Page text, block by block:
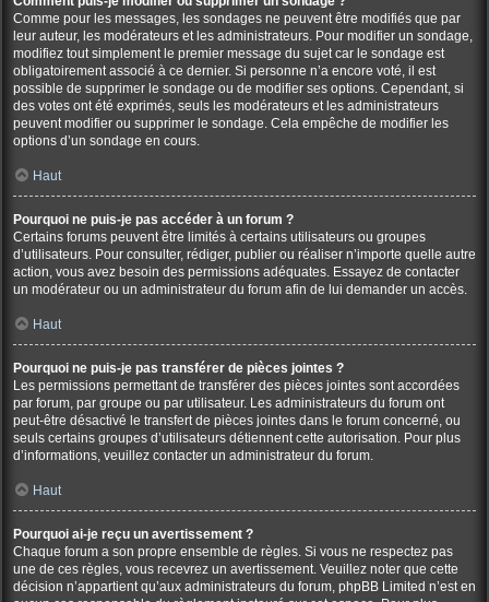
Comme pour les messages, les sondages ne peuvent être modifiés que par
leur auteur, les modérateurs et les administrateurs. Pour modifier un sondage,
modifiez tout simplement le premier message du sujet car le sondage est
obligatoirement associé à ce dernier. Si personne n’a encore voté, il est
possible de supprimer le sondage ou de modifier ses options. Cependant, si
des votes ont été exprimés, seuls les modérateurs et les administrateurs
peuvent modifier ou supprimer le sondage. Cela empêche de modifier les
options d’un sondage en cours.
Haut
Pourquoi ne puis-je pas accéder à un forum ?
Certains forums peuvent être limités à certains utilisateurs ou groupes
d’utilisateurs. Pour consulter, rédiger, publier ou réaliser n’importe quelle autre
action, vous avez besoin des permissions adéquates. Essayez de contacter
un modérateur ou un administrateur du forum afin de lui demander un accès.
Haut
Pourquoi ne puis-je pas transférer de pièces jointes ?
Les permissions permettant de transférer des pièces jointes sont accordées
par forum, par groupe ou par utilisateur. Les administrateurs du forum ont
peut-être désactivé le transfert de pièces jointes dans le forum concerné, ou
seuls certains groupes d’utilisateurs détiennent cette autorisation. Pour plus
d’informations, veuillez contacter un administrateur du forum.
Haut
Pourquoi ai-je reçu un avertissement ?
Chaque forum a son propre ensemble de règles. Si vous ne respectez pas
une de ces règles, vous recevrez un avertissement. Veuillez noter que cette
décision n’appartient qu’aux administrateurs du forum, phpBB Limited n’est en